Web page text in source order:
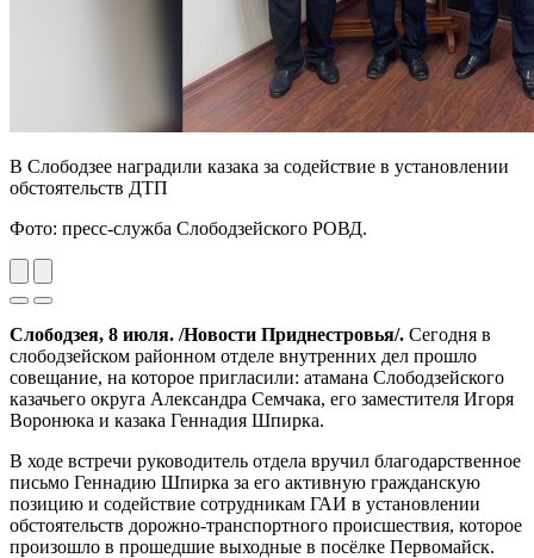
В Слободзее наградили казака за содействие в установлении
обстоятельств ДТП
Фото: пресс-служба Слободзейского РОВД.
Previous
Next
Слободзея, 8 июля. /Новости Приднестровья/. Сегодня в
слободзейском районном отделе внутренних дел прошло
совещание, на которое пригласили: атамана Слободзейского
казачьего округа Александра Семчака, его заместителя Игоря
Воронюка и казака Геннадия Шпирка.
В ходе встречи руководитель отдела вручил благодарственное
письмо Геннадию Шпирка за его активную гражданскую
позицию и содействие сотрудникам ГАИ в установлении
обстоятельств дорожно-транспортного происшествия, которое
произошло в прошедшие выходные в посёлке Первомайск.